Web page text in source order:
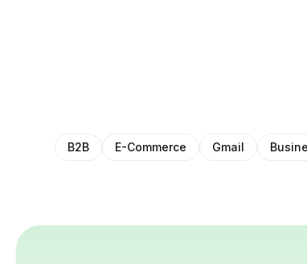
B2B E-Commerce Gmail